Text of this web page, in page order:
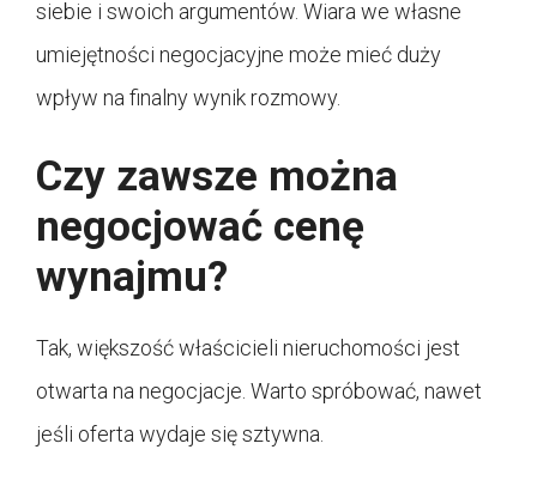
siebie i swoich argumentów. Wiara we własne
umiejętności negocjacyjne może mieć duży
wpływ na finalny wynik rozmowy.
Czy zawsze można
negocjować cenę
wynajmu?
Tak, większość właścicieli nieruchomości jest
otwarta na negocjacje. Warto spróbować, nawet
jeśli oferta wydaje się sztywna.